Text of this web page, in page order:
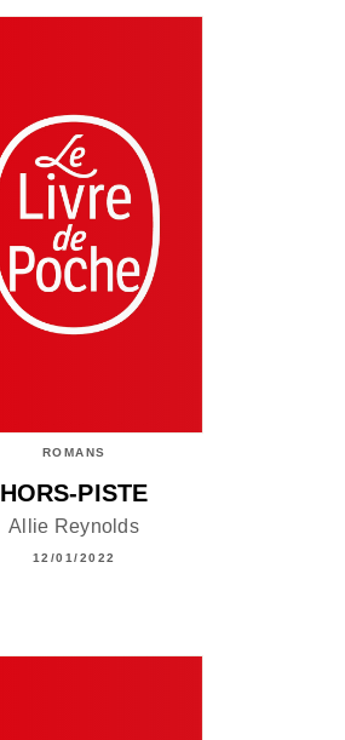
ROMANS
HORS-PISTE
Allie Reynolds
12/01/2022